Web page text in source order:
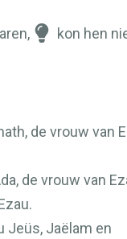
kon hen
de vrouw van
de vrouw van
Jeüs, Jaëlam en